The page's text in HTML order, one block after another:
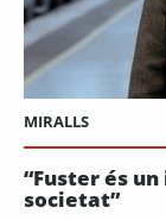
MIRALLS
“Fuster és
societat”